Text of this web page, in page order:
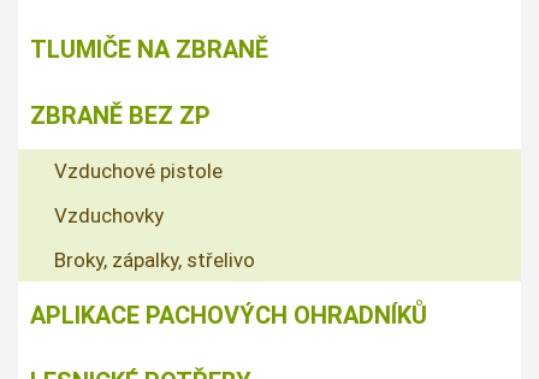
TLUMIČE NA ZBRANĚ
ZBRANĚ BEZ ZP
Vzduchové pistole
Vzduchovky
Broky, zápalky, střelivo
APLIKACE PACHOVÝCH OHRADNÍKŮ